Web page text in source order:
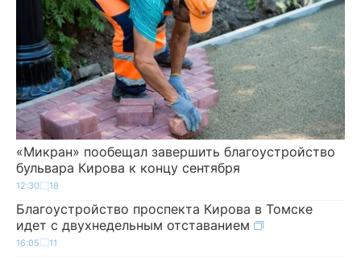
«Микран» пообещал завершить благоустройство
бульвара Кирова к концу сентября
12:30 18
Благоустройство проспекта Кирова в Томске
идет с двухнедельным отставанием
16:05 11